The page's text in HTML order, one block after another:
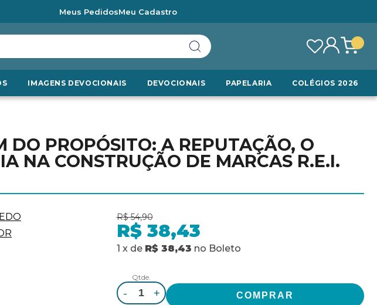
Meus PedidosMeu Cadastro
IMAGENS DEVOCIONAIS DEVOCIONAIS PAPELARIA COLÉGIOS 2026
DO PROPÓSITO: A REPUTAÇÃO, O
NA CONSTRUÇÃO DE MARCAS R.E.I.
R$ 54,90
R$ 38,43
1 x de R$ 38,43 no Boleto
Qtde.
- +